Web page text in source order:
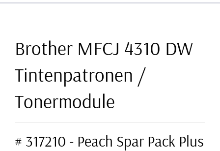
Brother MFCJ 4310 DW
Tintenpatronen /
Tonermodule
# 317210 - Peach Spar Pack Plus